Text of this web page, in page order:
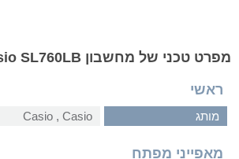
מפרט טכני של מחשבון Casio SL760LB
ראשי
מותג Casio‏ , ‏Casio
מאפייני מפתח